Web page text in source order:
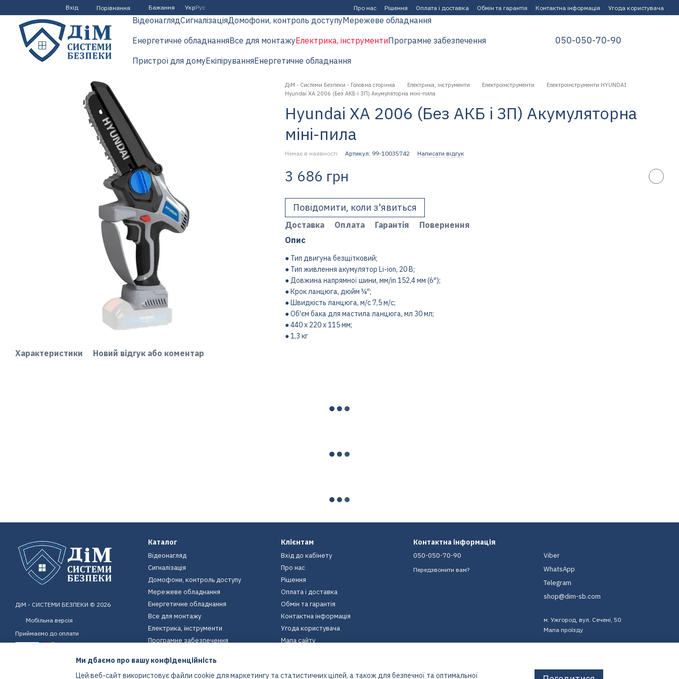
Перейти до основного контенту
Вхід Порівняння Бажання УкрРус Про нас Рішення Оплата і доставка Обмін та гарантія Контактна інформація Угода користувача
ВідеонаглядСигналізаціяДомофони, контроль доступуМережеве обладнання
Енергетичне обладнанняВсе для монтажуЕлектрика, інструментиПрограмне забезпечення
Пристрої для домуЕкіпіруванняЕнергетичне обладнання
050-050-70-90
Характеристики Новий відгук або коментар
ДіМ - Системи Безпеки - Головна сторінка Електрика, інструменти Електроінструменти
Електроінструменти HYUNDAI
Hyundai XA 2006 (Без АКБ і ЗП) Акумуляторна міні-пила
Hyundai XA 2006 (Без АКБ і ЗП) Акумуляторна
міні-пила
Немає в наявності Артикул: 99-10035742 Написати відгук
3 686 грн
Повідомити, коли з'явиться
Доставка Оплата Гарантія
Повернення
Опис
● Тип двигуна безщітковий;
● Тип живлення акумулятор Li-ion, 20 В;
● Довжина напрямної шини, мм/in 152,4 мм (6″);
● Крок ланцюга, дюйм ¼″;
● Швидкість ланцюга, м/с 7,5 м/с;
● Об'єм бака для мастила ланцюга, мл 30 мл;
● 440 х 220 х 115 мм;
● 1,3 кг
ДіМ - СИСТЕМИ БЕЗПЕКИ © 2026
Мобільна версія
Приймаємо до оплати
Каталог
Відеонагляд
Сигналізація
Домофони, контроль доступу
Мережеве обладнання
Енергетичне обладнання
Все для монтажу
Електрика, інструменти
Програмне забезпечення
Екіпірування
Енергетичне обладнання
Клієнтам
Вхід до кабінету
Про нас
Рішення
Оплата і доставка
Обмін та гарантія
Контактна інформація
Угода користувача
Мапа сайту
Контактна інформація
050-050-70-90
Передзвонити вам?
Viber
WhatsApp
Telegram
shop@dim-sb.com
м. Ужгород, вул. Сечені, 50
Мапа проїзду
Ми дбаємо про вашу конфіденційність
Цей веб-сайт використовує файли cookie для маркетингу та статистичних цілей, а також для безпечної та оптимальної